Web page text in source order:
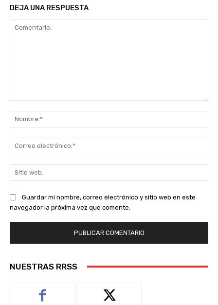
DEJA UNA RESPUESTA
Guardar mi nombre, correo electrónico y sitio web en este
navegador la próxima vez que comente.
NUESTRAS RRSS